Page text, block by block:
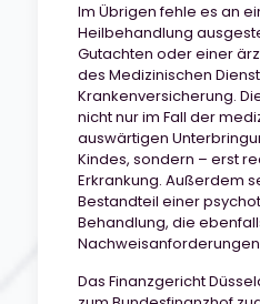
Im Übrigen fehle es an
Heilbehandlung
Gutachten oder einer
des Medizinischen
Krankenversicherung.
nicht nur im Fall der
auswärtigen
Kindes, sondern – erst
Erkrankung. Außerdem
Bestandteil einer
Behandlung, die
Das Finanzgericht